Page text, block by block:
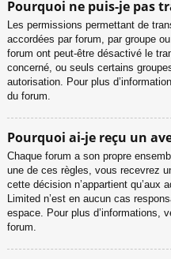
Pourquoi ne puis-je pas
Les permissions permettant de
accordées par forum, par groupe
forum ont peut-être désactivé le
concerné, ou seuls certains
autorisation. Pour plus
du forum.
Pourquoi ai-je reçu un
Chaque forum a son propre
une de ces règles, vous recevrez
cette décision n’appartient qu’aux
Limited n’est en aucun cas
espace. Pour plus d’informations,
forum.